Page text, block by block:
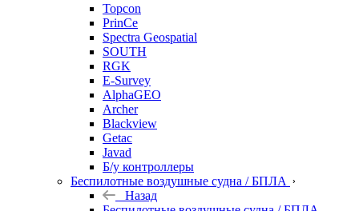
Topcon
PrinCe
Spectra Geospatial
SOUTH
RGK
E-Survey
AlphaGEO
Archer
Blackview
Getac
Javad
Б/у контроллеры
Беспилотные воздушные судна / БПЛА
Назад